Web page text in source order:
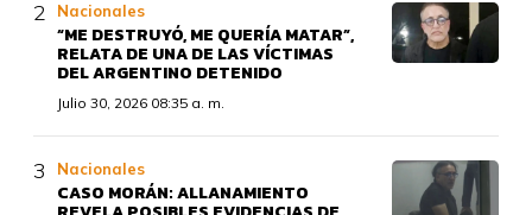
Nacionales
“ME DESTRUYÓ, ME QUERÍA MATAR”,
RELATA DE UNA DE LAS VÍCTIMAS
DEL ARGENTINO DETENIDO
Julio 30, 2026 08:35 a. m.
Nacionales
CASO MORÁN: ALLANAMIENTO